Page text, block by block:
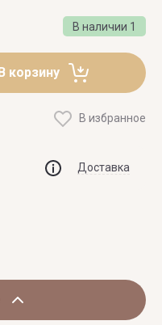
В наличии 1
В корзину
В избранное
Доставка